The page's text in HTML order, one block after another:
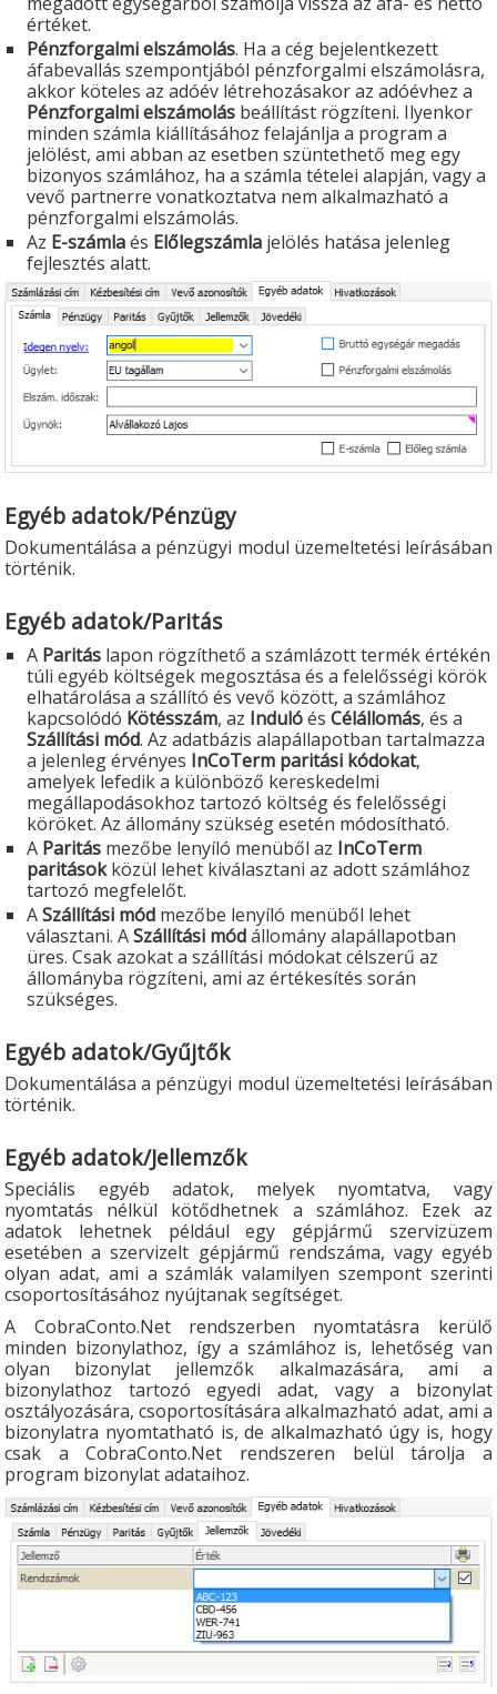
értéket.
Pénzforgalmi elszámolás. Ha a cég bejelentkezett
áfabevallás szempontjából pénzforgalmi elszámolásra,
akkor köteles az adóév létrehozásakor az adóévhez a
Pénzforgalmi elszámolás beállítást rögzíteni. Ilyenkor
minden számla kiállításához felajánlja a program a
jelölést, ami abban az esetben szüntethető meg egy
bizonyos számlához, ha a számla tételei alapján, vagy a
vevő partnerre vonatkoztatva nem alkalmazható a
pénzforgalmi elszámolás.
Az E-számlaés Előlegszámla jelölés hatása jelenleg
fejlesztés alatt.
Egyéb adatok/Pénzügy
Dokumentálása a pénzügyi modul üzemeltetési leírásában
történik.
Egyéb adatok/Paritás
A Paritás lapon rögzíthető a számlázott termék értékén
túli egyéb költségek megosztása és a felelősségi körök
elhatárolása a szállító és vevő között, a számlához
kapcsolódó Kötésszám, az IndulóésCélállomás, és a
Szállítási mód. Az adatbázis alapállapotban tartalmazza
a jelenleg érvényes InCoTerm paritási kódokat,
amelyek lefedik a különböző kereskedelmi
megállapodásokhoz tartozó költség és felelősségi
köröket. Az állomány szükség esetén módosítható.
A Paritás mezőbe lenyíló menüből az InCoTerm
paritásokközül lehet kiválasztani az adott számlához
tartozó megfelelőt.
ASzállítási mód mezőbe lenyíló menüből lehet
választani. ASzállítási módállomány alapállapotban
üres. Csak azokat a szállítási módokat célszerű az
állományba rögzíteni, ami az értékesítés során
szükséges.
Egyéb adatok/Gyűjtők
Dokumentálása a pénzügyi modul üzemeltetési leírásában
történik.
Egyéb adatok/Jellemzők
Speciális egyéb adatok, melyek nyomtatva, vagy
nyomtatás nélkül kötődhetnek a számlához. Ezek az
adatok lehetnek például egy gépjármű szervizüzem
esetében a szervizelt gépjármű rendszáma, vagy egyéb
olyan adat, ami a számlák valamilyen szempont szerinti
csoportosításához nyújtanak segítséget.
A CobraConto.Net rendszerben nyomtatásra kerülő
minden bizonylathoz, így a számlához is, lehetőség van
olyan bizonylat jellemzők alkalmazására, ami a
bizonylathoz tartozó egyedi adat, vagy a bizonylat
osztályozására, csoportosítására alkalmazható adat, ami a
bizonylatra nyomtatható is, de alkalmazható úgy is, hogy
csak a CobraConto.Net rendszeren belül tárolja a
program bizonylat adataihoz.